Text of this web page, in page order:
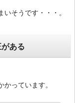
そうです・・・。
ある
っています。